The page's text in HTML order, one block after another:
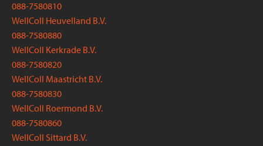
088-7580810
WellColl Heuvelland B.V.
088-7580880
WellColl Kerkrade B.V.
088-7580820
WellColl Maastricht B.V.
088-7580830
WellColl Roermond B.V.
088-7580860
WellColl Sittard B.V.